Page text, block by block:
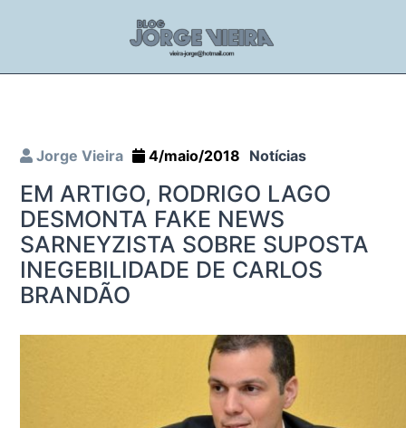
Jorge Vieira 4/maio/2018 Notícias
EM ARTIGO, RODRIGO LAGO
DESMONTA FAKE NEWS
SARNEYZISTA SOBRE SUPOSTA
INEGEBILIDADE DE CARLOS
BRANDÃO